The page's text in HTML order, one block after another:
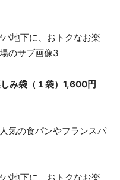
み袋（１袋）1,600円
気の食パンやフランスパ